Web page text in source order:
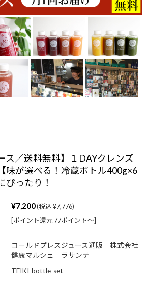
ス／送料無料】１DAYクレンズ
味が選べる！冷蔵ボトル400g×6
ぴったり！
¥7,200(税込 ¥7,776)
[ポイント還元 77ポイント〜]
コールドプレスジュース通販 株式会社
健康マルシェ ラサンテ
TEIKI-bottle-set